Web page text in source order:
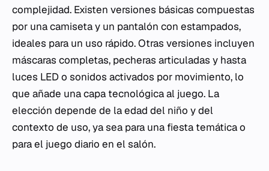
complejidad. Existen versiones básicas compuestas
por una camiseta y un pantalón con estampados,
ideales para un uso rápido. Otras versiones incluyen
máscaras completas, pecheras articuladas y hasta
luces LED o sonidos activados por movimiento, lo
que añade una capa tecnológica al juego. La
elección depende de la edad del niño y del
contexto de uso, ya sea para una fiesta temática o
para el juego diario en el salón.